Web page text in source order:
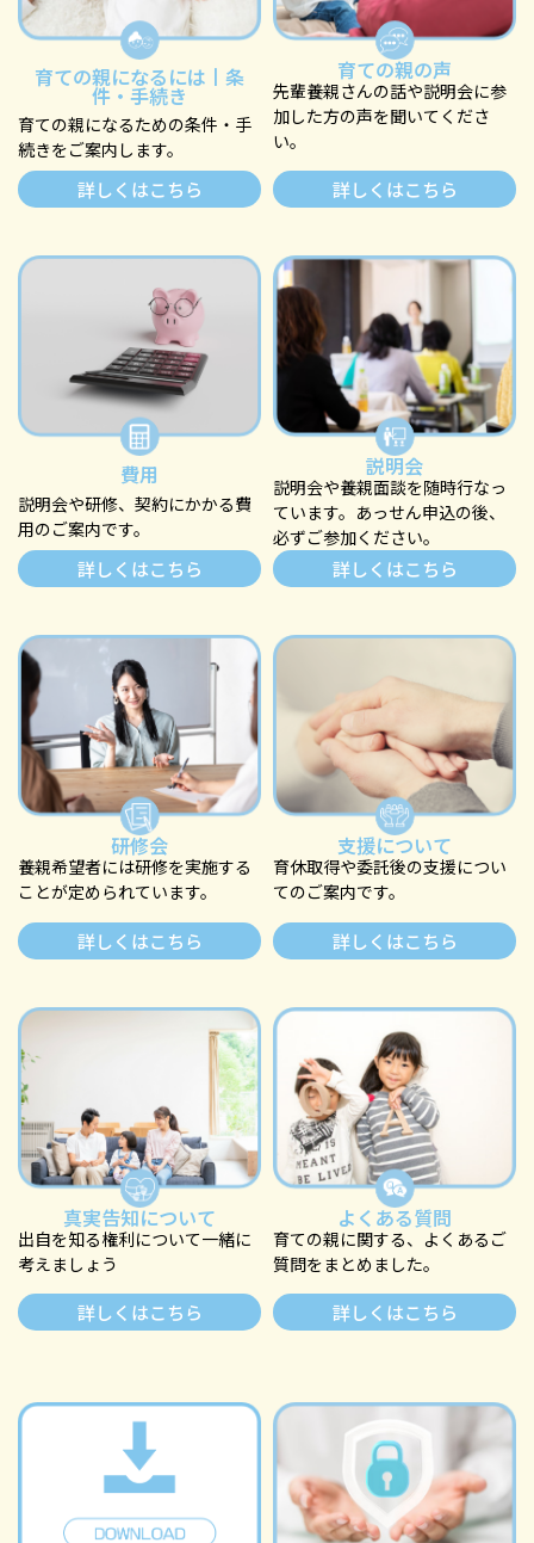
育ての親になるには丨条
件・手続き
育ての親になるための条件・手
続きをご案内します。
詳しくはこちら
育ての親の声
先輩養親さんの話や説明会に参
加した方の声を聞いてくださ
い。
詳しくはこちら
費用
説明会や研修、契約にかかる費
用のご案内です。
詳しくはこちら
説明会
説明会や養親⾯談を随時⾏なっ
ています。あっせん申込の後、
必ずご参加ください。
詳しくはこちら
研修会
養親希望者には研修を実施する
ことが定められています。
詳しくはこちら
支援について
育休取得や委託後の支援につい
てのご案内です。
詳しくはこちら
真実告知について
出自を知る権利について一緒に
考えましょう
詳しくはこちら
よくある質問
育ての親に関する、よくあるご
質問をまとめました。
詳しくはこちら